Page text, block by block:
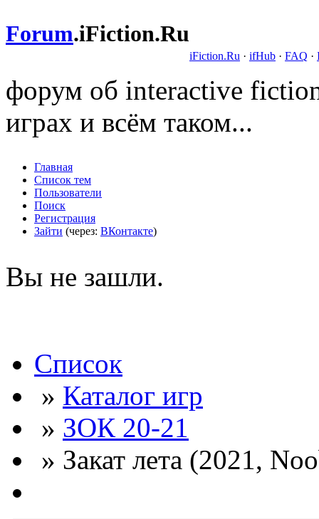
Forum.iFiction.Ru
iFiction.Ru · ifHub · FAQ ·
форум об interactive
играх и всём таком...
Главная
Список тем
Пользователи
Поиск
Регистрация
Зайти (через: ВКонтакте)
Вы не зашли.
Список
» Каталог игр
» ЗОК 20-21
» Закат лета (2021,